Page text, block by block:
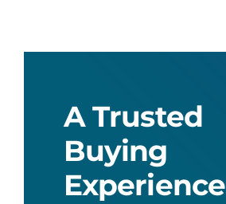
A Trusted
Buying
Experience